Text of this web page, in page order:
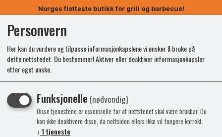
Norges flotteste butikk for grill og barbecue!
Personvern
Her kan du vurdere og tilpasse informasjonkapslene vi ønsker å bruke på
dette nettstedet. Du bestemmer! Aktiver eller deaktiver informasjonkapsler
etter eget ønske.
Funksjonelle (nødvendig)
Disse tjenestene er essensielle for at nettstedet skal være brukbar. Du
kan ikke deaktivere disse, da nettsiden ellers ikke vil fungere korrekt.
↓ 1 tjeneste